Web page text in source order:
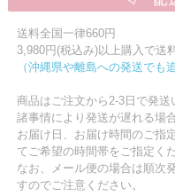
送料全国一律660円
3,980円(税込み)以上購入で送
（沖縄県や離島への発送でも
商品はご注文から2-3日で発送
諸事情により発送が遅れる場
お届け日、お届け時間のご指
てご希望の時間帯をご指定くだ
なお、メール便の場合は順次
すのでご注意ください。